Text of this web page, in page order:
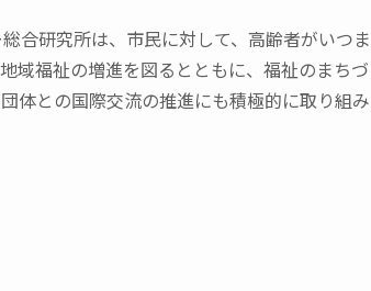
合研究所は、市民に対して、高齢者がい
域福祉の増進を図るとともに、福祉のまち
体との国際交流の推進にも積極的に取り組